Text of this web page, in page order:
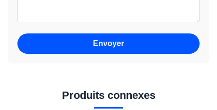
Envoyer
Produits connexes